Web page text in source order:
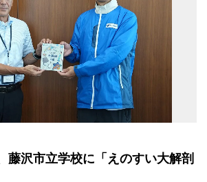
藤沢市立学校に「えのすい大解剖